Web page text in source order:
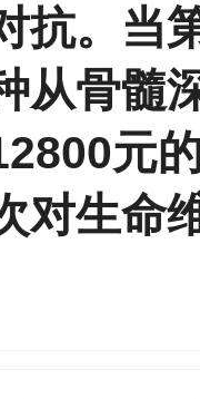
抗。当
从骨髓
元
对生命